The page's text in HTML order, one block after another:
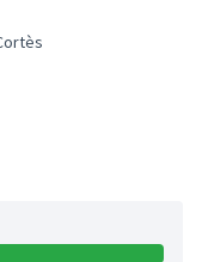
seguretat a Can Cortès